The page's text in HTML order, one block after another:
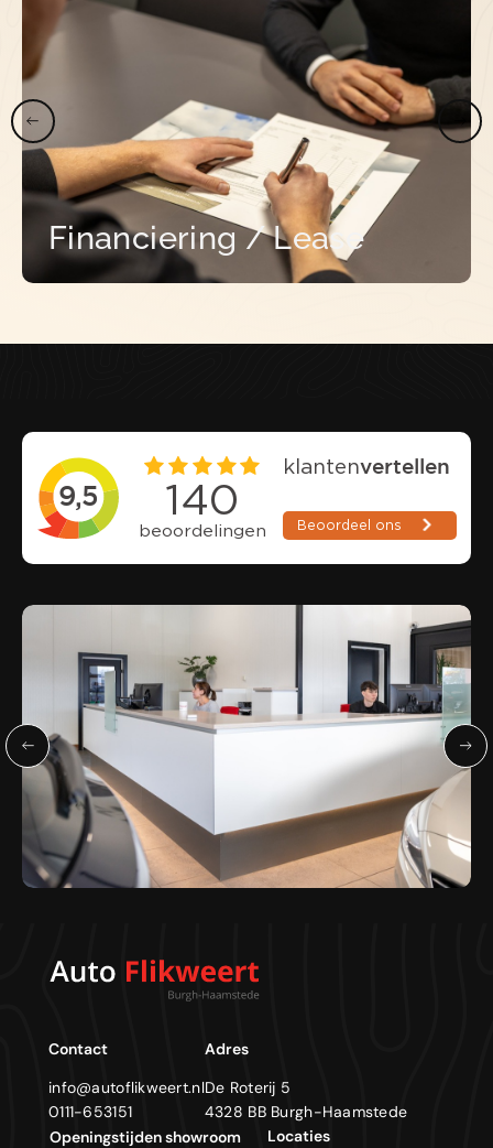
Financiering / Lease
Contact
info@autoflikweert.nl
0111-653151
Adres
De Roterij 5
4328 BB Burgh-Haamstede
Openingstijden showroom
Locaties